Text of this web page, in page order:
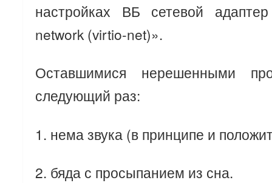
настройках ВБ сетевой
network (virtio-net)».
Оставшимися нерешенными
следующий раз:
1. нема звука (в принципе и
2. бяда с просыпанием из сна.